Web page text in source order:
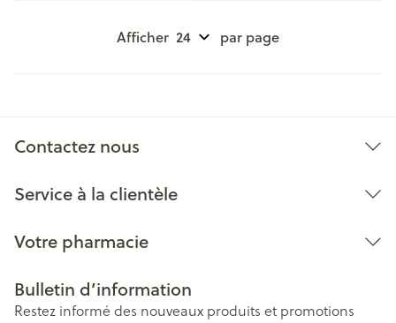
Afficher par page
Contactez nous
Service à la clientèle
Votre pharmacie
Bulletin d’information
Restez informé des nouveaux produits et promotions